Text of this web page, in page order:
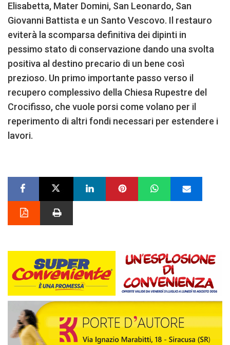
Elisabetta, Mater Domini, San Leonardo, San
Giovanni Battista e un Santo Vescovo. Il restauro
eviterà la scomparsa definitiva dei dipinti in
pessimo stato di conservazione dando una svolta
positiva al destino precario di un bene così
prezioso. Un primo importante passo verso il
recupero complessivo della Chiesa Rupestre del
Crocifisso, che vuole porsi come volano per il
reperimento di altri fondi necessari per estendere i
lavori.